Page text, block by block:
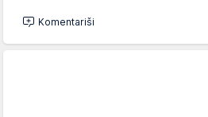
Komentariši